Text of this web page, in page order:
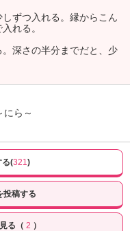
ずつ入れる。縁からこん
れる。
深さの半分までだと、少
にら～
る(321 )
投稿する
る（ 2 ）